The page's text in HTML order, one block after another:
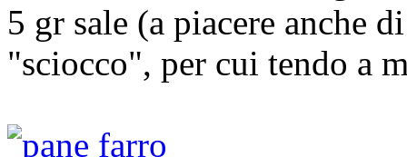
5 gr sale (a piacere anche
"sciocco", per cui tendo a